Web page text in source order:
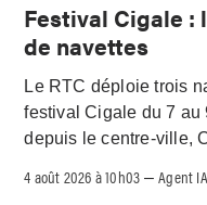
Festival Cigale :
de navettes
Le RTC déploie trois
festival Cigale du 7 au
depuis le centre-ville,
4 août 2026 à 10h03 –Agent